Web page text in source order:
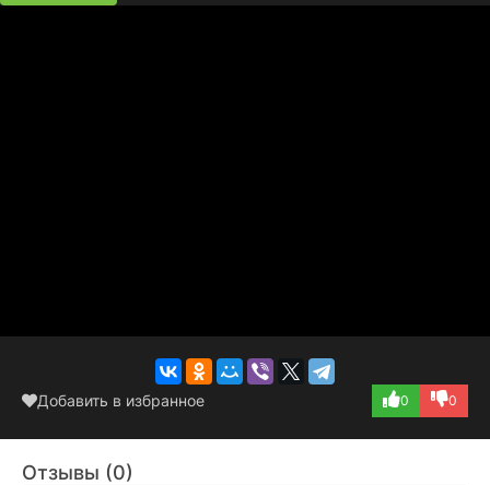
Добавить в избранное 0 0
Отзывы (0)